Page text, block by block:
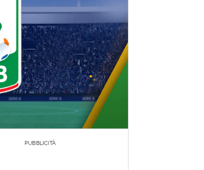
PUBBLICITÀ